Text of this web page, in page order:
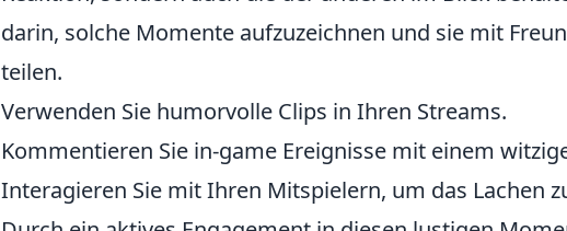
darin, solche Momente aufzuzeichnen und sie mit
teilen.
Verwenden Sie humorvolle Clips in Ihren Streams.
Kommentieren Sie in-game Ereignisse mit einem
Interagieren Sie mit Ihren Mitspielern, um das Lachen